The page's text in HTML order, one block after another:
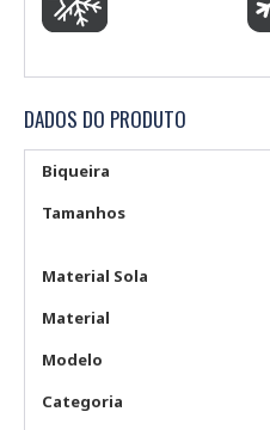
DADOS DO PRODUTO
Biqueira
Tamanhos
Material Sola
Material
Modelo
Categoria